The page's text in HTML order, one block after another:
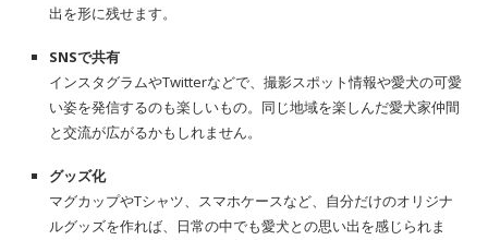
出を形に残せます。
SNSで共有
インスタグラムやTwitterなどで、撮影スポット情報や愛犬の可愛
い姿を発信するのも楽しいもの。同じ地域を楽しんだ愛犬家仲間
と交流が広がるかもしれません。
グッズ化
マグカップやTシャツ、スマホケースなど、自分だけのオリジナ
ルグッズを作れば、日常の中でも愛犬との思い出を感じられま